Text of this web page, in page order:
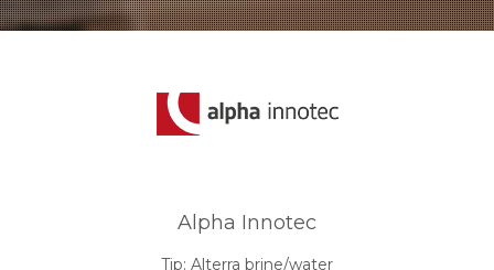
Alpha Innotec
Tip: Alterra brine/water